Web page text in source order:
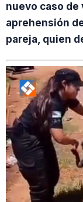
nuevo caso
aprehensión
pareja, quien